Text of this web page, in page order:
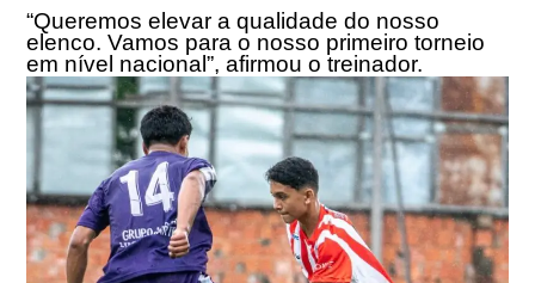
“Queremos elevar a qualidade do nosso
elenco. Vamos para o nosso primeiro torneio
em nível nacional”, afirmou o treinador.